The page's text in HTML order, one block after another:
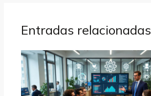
Entradas relacionadas